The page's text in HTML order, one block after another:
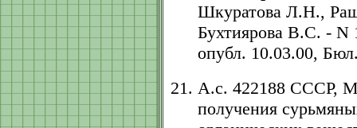
Шкуратова Л.Н.,
Бухтиярова В.С. - N
опубл. 10.03.00,
А.с. 422188 СССР,
получения